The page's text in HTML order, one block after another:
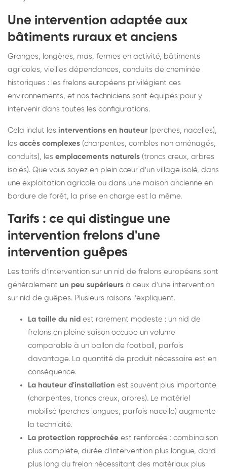
Une intervention adaptée aux
bâtiments ruraux et anciens
Granges, longères, mas, fermes en activité, bâtiments
agricoles, vieilles dépendances, conduits de cheminée
historiques : les frelons européens privilégient ces
environnements, et nos techniciens sont équipés pour y
intervenir dans toutes les configurations.
Cela inclut les interventions en hauteur (perches, nacelles),
les accès complexes (charpentes, combles non aménagés,
conduits), les emplacements naturels (troncs creux, arbres
isolés). Que vous soyez en plein cœur d'un village isolé, dans
une exploitation agricole ou dans une maison ancienne en
bordure de forêt, la prise en charge est la même.
Tarifs : ce qui distingue une
intervention frelons d'une
intervention guêpes
Les tarifs d'intervention sur un nid de frelons européens sont
généralement un peu supérieurs à ceux d'une intervention
sur nid de guêpes. Plusieurs raisons l'expliquent.
La taille du nid est rarement modeste : un nid de
frelons en pleine saison occupe un volume
comparable à un ballon de football, parfois
davantage. La quantité de produit nécessaire est en
conséquence.
La hauteur d'installation est souvent plus importante
(charpentes, troncs creux, arbres). Le matériel
mobilisé (perches longues, parfois nacelle) augmente
la technicité.
La protection rapprochée est renforcée : combinaison
plus complète, durée d'intervention plus longue, dard
plus long du frelon nécessitant des matériaux plus